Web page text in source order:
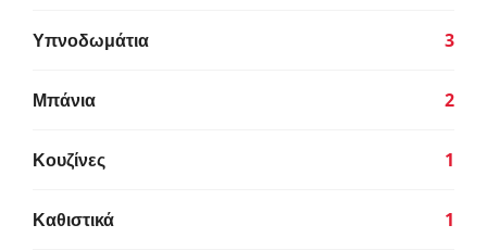
Υπνοδωμάτια 3
Μπάνια 2
Κουζίνες 1
Καθιστικά 1